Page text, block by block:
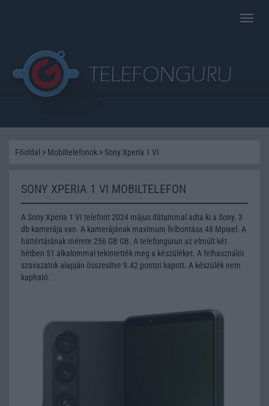
Toggle
Főoldal > Mobiltelefonok > Sony Xperia 1 VI
SONY XPERIA 1 VI MOBILTELEFON
A Sony Xperia 1 VI telefont 2024 május dátummal adta ki a Sony. 3
db kamerája van. A kamerájának maximum felbontása 48 Mpixel. A
háttértárának mérete 256 GB GB. A telefongurun az elmúlt két
hétben 51 alkalommal tekintették meg a készüléket. A felhasználói
szavazatok alapján összesítve 9.42 pontot kapott. A készülék nem
kapható.